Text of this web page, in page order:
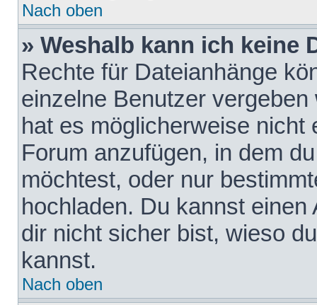
Nach oben
» Weshalb kann ich keine
Rechte für Dateianhänge
einzelne Benutzer
hat es möglicherweise nicht
Forum anzufügen, in dem
möchtest, oder nur
hochladen. Du kannst
dir nicht sicher bist, wieso
kannst.
Nach oben